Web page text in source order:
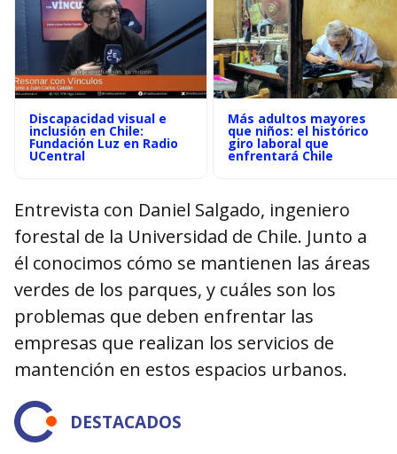
Discapacidad visual e
inclusión en Chile:
Fundación Luz en Radio
UCentral
Más adultos mayores
que niños: el histórico
giro laboral que
enfrentará Chile
Entrevista con Daniel Salgado, ingeniero
forestal de la Universidad de Chile. Junto a
él conocimos cómo se mantienen las áreas
verdes de los parques, y cuáles son los
problemas que deben enfrentar las
empresas que realizan los servicios de
mantención en estos espacios urbanos.
DESTACADOS